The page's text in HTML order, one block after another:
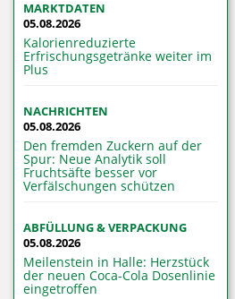
MARKTDATEN
05.08.2026
Kalorienreduzierte
Erfrischungsgetränke weiter im
Plus
NACHRICHTEN
05.08.2026
Den fremden Zuckern auf der
Spur: Neue Analytik soll
Fruchtsäfte besser vor
Verfälschungen schützen
ABFÜLLUNG & VERPACKUNG
05.08.2026
Meilenstein in Halle: Herzstück
der neuen Coca-Cola Dosenlinie
eingetroffen